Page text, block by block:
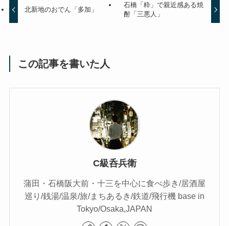
北新地のおでん「多加」
石橋「粋」で親近感ある焼
酎「三悪人」
この記事を書いた人
C級呑兵衛
蒲田・石橋阪大前・十三を中心に食べ歩き/居酒屋
巡り/銭湯/温泉/旅/まちあるき/鉄道/飛行機 base in
Tokyo/Osaka,JAPAN